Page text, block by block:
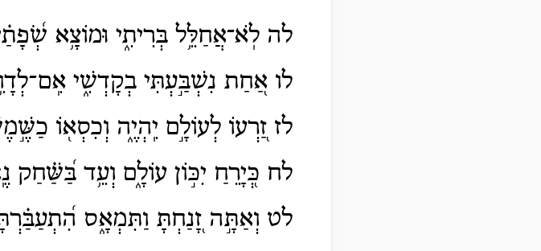
לה לֹֽא־אֲחַלֵּ֥ל בְּרִיתִ֑י וּמוֹצָ֥א
לו אַ֭חַת נִשְׁבַּ֣עְתִּי בְקָדְשִׁ֑י
לז זַ֭רְעוֹ לְעוֹלָ֣ם יִֽהְיֶ֑ה וְכִסְא֖וֹ
לח כְּ֭יָרֵחַ יִכּ֣וֹן עוֹלָ֑ם וְעֵ֥ד בַּ֝שַּׁ֗חַק
לט וְאַתָּ֣ה זָ֭נַחְתָּ וַתִּמְאָ֑ס